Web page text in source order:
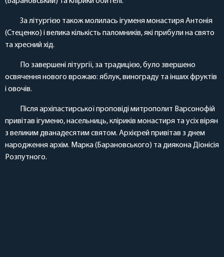
За літургією також молилась ігуменя монастиря Антонія
(Стеценко) і велика кількість паломників, які прибули на свято
та хресний хід.
По завершені літургії, за традицією, було звершено
освячення нового врожаю: яблук, винограду та інших фруктів
і овочів.
Після архіпастирської проповіді митрополит Варсонофій
привітав ігуменю, насельниць, кліриків монастиря та усіх вірян
з великим дванадесятим святом. Архієрей привітав з днем
народження архім. Марка (Барановського) та диякона Діонісія
Розпутного.